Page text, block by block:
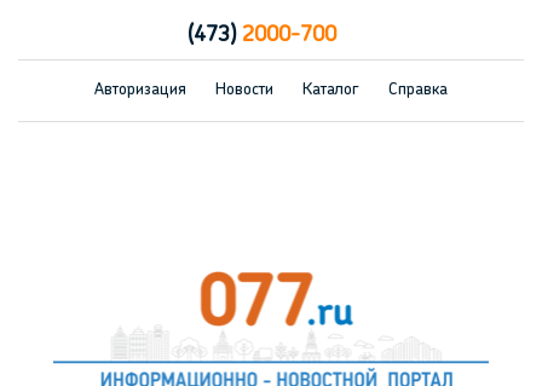
(473)2000-700
Авторизация Новости Каталог Справка